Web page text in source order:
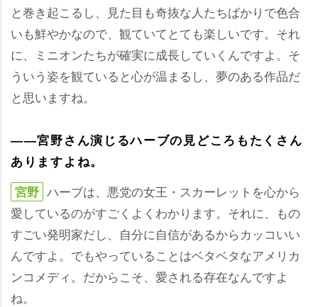
と巻き起こるし、見た目も奇抜な人たちばかりで色合
いも鮮やかなので、観ていてとても楽しいです。それ
に、ミニオンたちが確実に成長していくんですよ。そ
ういう姿を観ていると心が温まるし、夢のある作品だ
と思いますね。
――宮野さん演じるハーブの見どころもたくさん
ありますよね。
宮野 ハーブは、悪党の女王・スカーレットを心から
愛しているのがすごくよくわかります。それに、もの
すごい発明家だし、自分に自信があるからカッコいい
んですよ。でもやっていることはベタベタなアメリカ
ンコメディ。だからこそ、愛される存在なんですよ
ね。